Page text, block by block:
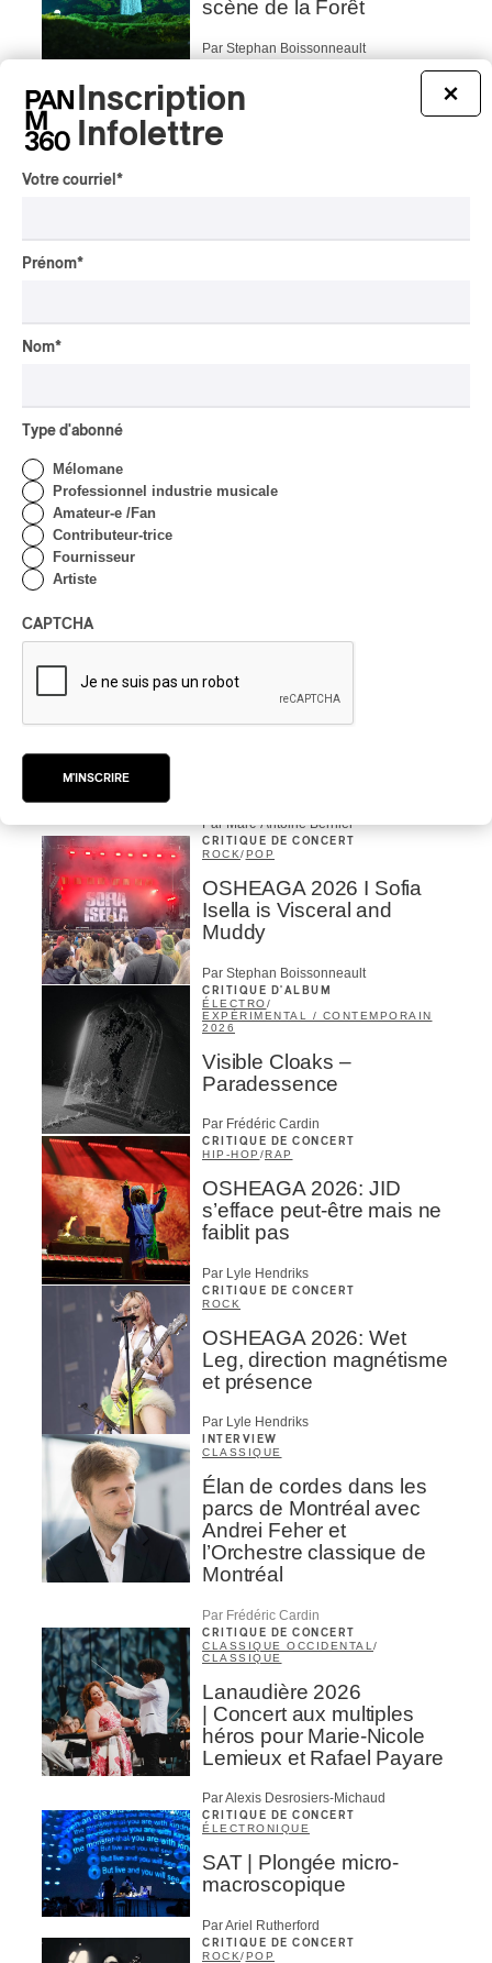
scène de la Forêt
Par Stephan Boissonneault
OSHEAGA 2026 I Viagra
Boys au centre d’un
OSHEAGA 2026 I Filles
HIP HOP
OSHEAGA 2026 I Little
Par Marc-Antoine Bernier
CRITIQUE DE CONCERT
ROCK/ POP
OSHEAGA 2026 I Sofia
Isella is Visceral and
Muddy
Par Stephan Boissonneault
CRITIQUE D'ALBUM
ÉLECTRO/
EXPÉRIMENTAL / CONTEMPORAIN
2026
Visible Cloaks –
Paradessence
Par Frédéric Cardin
CRITIQUE DE CONCERT
HIP-HOP /RAP
OSHEAGA 2026: JID
s’efface peut-être mais ne
faiblit pas
Par Lyle Hendriks
CRITIQUE DE CONCERT
ROCK
OSHEAGA 2026: Wet
Leg, direction magnétisme
et présence
Par Lyle Hendriks
INTERVIEW
CLASSIQUE
Élan de cordes dans les
parcs de Montréal avec
Andrei Feher et
l’Orchestre classique de
Montréal
Par Frédéric Cardin
CRITIQUE DE CONCERT
CLASSIQUE OCCIDENTAL /
CLASSIQUE
Lanaudière 2026
| Concert aux multiples
héros pour Marie-Nicole
Lemieux et Rafael Payare
Par Alexis Desrosiers-Michaud
CRITIQUE DE CONCERT
ÉLECTRONIQUE
SAT | Plongée micro-
macroscopique
Par Ariel Rutherford
CRITIQUE DE CONCERT
ROCK/POP
×
Inscription
Infolettre
Votre courriel *
Prénom*
Nom*
Type d'abonné
Mélomane
Professionnel industrie musicale
Amateur-e /Fan
Contributeur-trice
Fournisseur
Artiste
CAPTCHA
M'INSCRIRE